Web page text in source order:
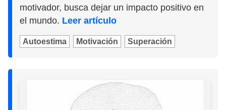
motivador, busca dejar un impacto positivo en
el mundo. Leer artículo
Autoestima Motivación Superación